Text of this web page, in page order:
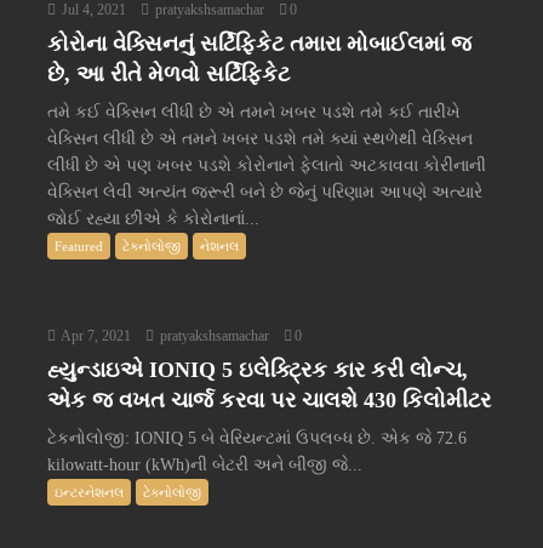
Jul 4, 2021 pratyakshsamachar 0
કોરોના વેક્સિનનું સર્ટિફિકેટ તમારા મોબાઈલમાં જ
છે, આ રીતે મેળવો સર્ટિફિકેટ
તમે કઈ વેક્સિન લીધી છે એ તમને ખબર પડશે તમે કઈ તારીખે
વેક્સિન લીધી છે એ તમને ખબર પડશે તમે ક્યાં સ્થળેથી વેક્સિન
લીધી છે એ પણ ખબર પડશે કોરોનાને ફેલાતો અટકાવવા કોરીનાની
વેક્સિન લેવી અત્યંત જરૂરી બને છે જેનું પરિણામ આપણે અત્યારે
જોઈ રહ્યા છીએ કે કોરોનાનાં...
Featured ટેક્નોલોજી નેશનલ
Apr 7, 2021 pratyakshsamachar 0
હ્યુન્ડાઇએ IONIQ 5 ઇલેક્ટ્રિક કાર કરી લોન્ચ,
એક જ વખત ચાર્જ કરવા પર ચાલશે 430 કિલોમીટર
ટેકનોલોજી: IONIQ 5 બે વેરિયન્ટમાં ઉપલબ્ધ છે. એક જે 72.6
kilowatt-hour (kWh)ની બેટરી અને બીજી જે...
ઇન્ટરનેશનલ ટેક્નોલોજી